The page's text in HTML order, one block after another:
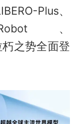
Plus、
Robot、
之势全面登